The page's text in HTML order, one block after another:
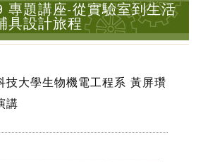
題講座-從實驗室到生活
具設計旅程
技大學生物機電工程系 黃屏瓚
講